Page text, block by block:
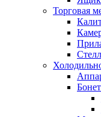
Торговая